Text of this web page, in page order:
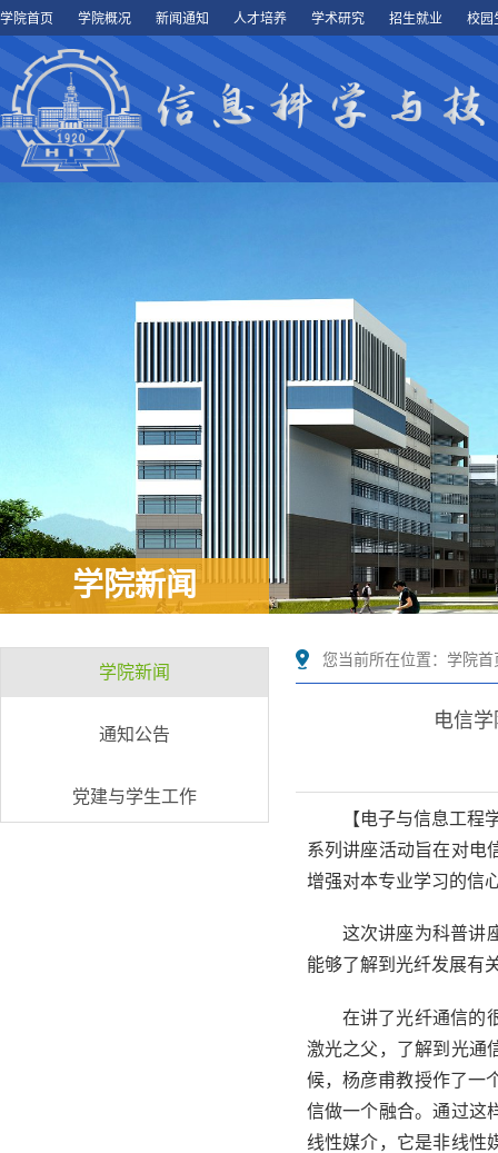
学院首页 学院概况 新闻通知 人才培养 学术研究 招生就业 校园
学院新闻
学院新闻
通知公告
党建与学生工作
您当前所在位置： 学院首
电信
【电子与信息工
系列讲座活动旨在对电
增强对本专业学习的信
这次讲座为科普讲
能够了解到光纤发展有
在讲了光纤通信的
激光之父，了解到光通
候，杨彦甫教授作了一
信做一个融合。通过这
线性媒介，它是非线性